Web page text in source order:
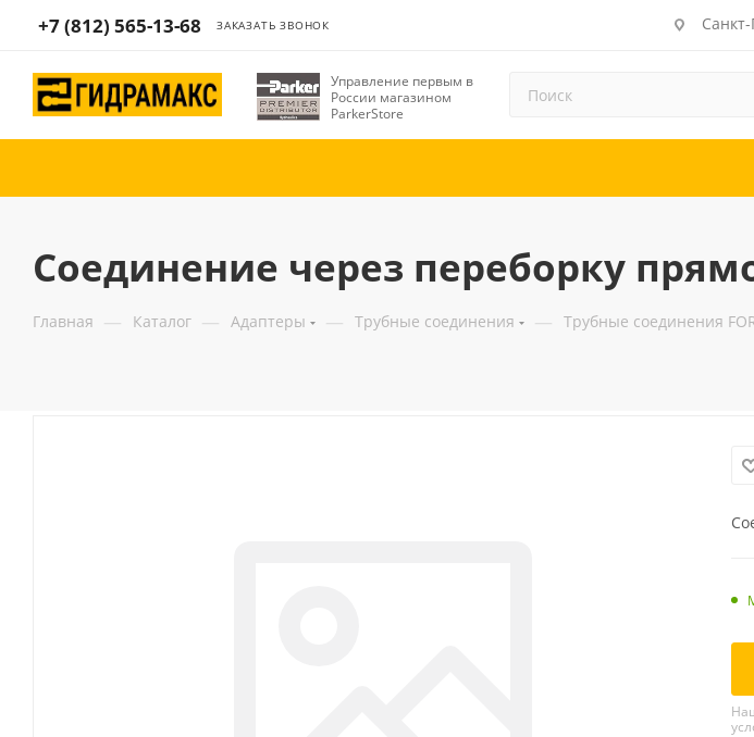
+7 (812) 565-13-68 ЗАКАЗАТЬ ЗВОНОК
Управление первым в
России магазином
ParkerStore
Соединение через переборку
Главная — Каталог — Адаптеры — Трубные соединения — Трубные соединения